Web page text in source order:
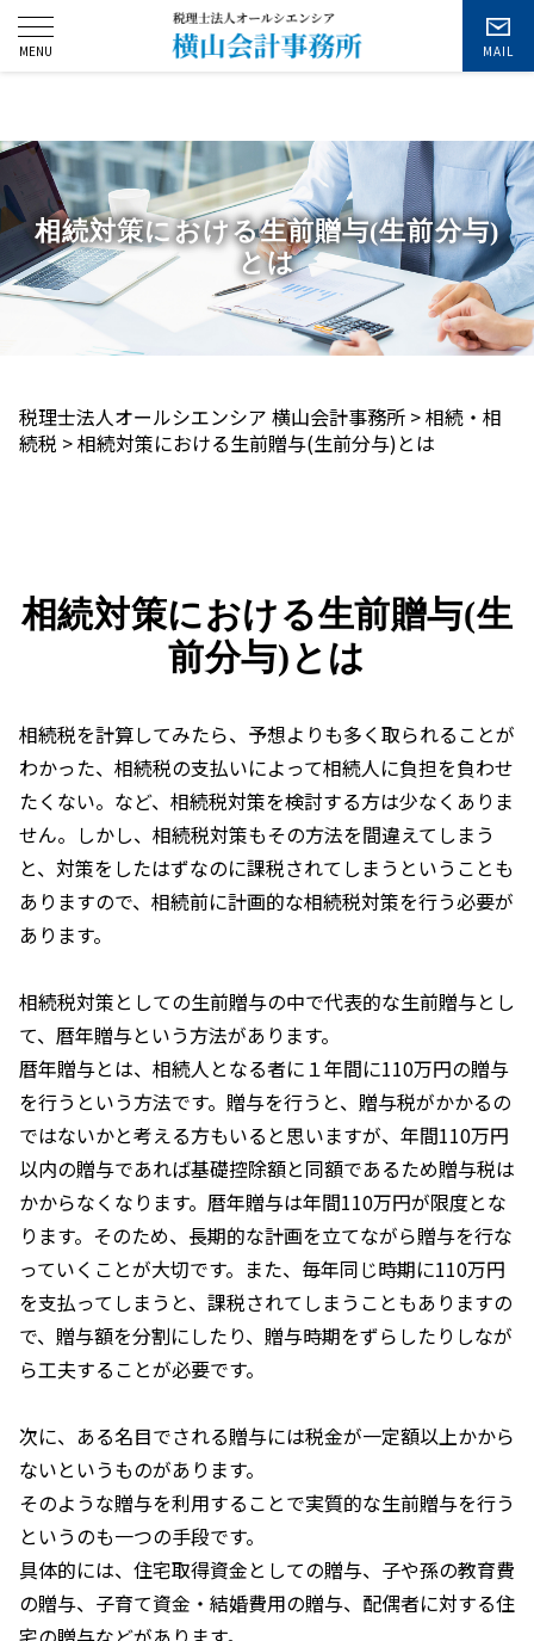
お問い合わせ
相続対策における生前贈与(生前分与)
とは
税理士法人オールシエンシア 横山会計事務所 >相続・相
続税 >相続対策における生前贈与(生前分与)とは
相続対策における生前贈与(生
前分与)とは
相続税を計算してみたら、予想よりも多く取られることが
わかった、相続税の支払いによって相続人に負担を負わせ
たくない。など、相続税対策を検討する方は少なくありま
せん。しかし、相続税対策もその方法を間違えてしまう
と、対策をしたはずなのに課税されてしまうということも
ありますので、相続前に計画的な相続税対策を行う必要が
あります。
相続税対策としての生前贈与の中で代表的な生前贈与とし
て、暦年贈与という方法があります。
暦年贈与とは、相続人となる者に１年間に110万円の贈与
を行うという方法です。贈与を行うと、贈与税がかかるの
ではないかと考える方もいると思いますが、年間110万円
以内の贈与であれば基礎控除額と同額であるため贈与税は
かからなくなります。暦年贈与は年間110万円が限度とな
ります。そのため、長期的な計画を立てながら贈与を行な
っていくことが大切です。また、毎年同じ時期に110万円
を支払ってしまうと、課税されてしまうこともありますの
で、贈与額を分割にしたり、贈与時期をずらしたりしなが
ら工夫することが必要です。
次に、ある名目でされる贈与には税金が一定額以上かから
ないというものがあります。
そのような贈与を利用することで実質的な生前贈与を行う
というのも一つの手段です。
具体的には、住宅取得資金としての贈与、子や孫の教育費
の贈与、子育て資金・結婚費用の贈与、配偶者に対する住